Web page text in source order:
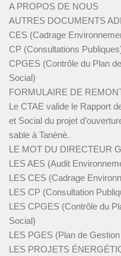
A PROPOS DE NOUS
AUTRES DOCUMENTS
CES (Cadrage
CP (Consultations
CPGES (Contrôle du Plan
Social)
FORMULAIRE DE
Le CTAE valide le Rapport
et Social du projet
sable à Tanènè.
LE MOT DU DIRECTEUR
LES AES (Audit
LES CES (Cadrage
LES CP (Consultation
LES CPGES (Contrôle du
Social)
LES PGES (Plan de
LES PROJETS